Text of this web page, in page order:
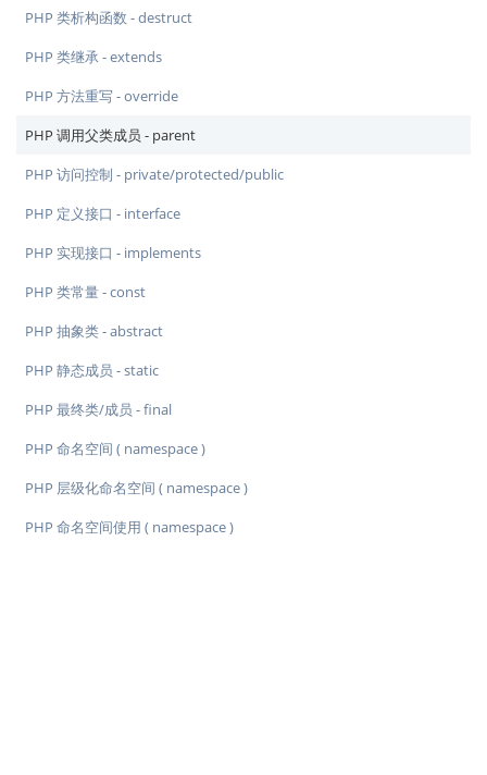
PHP 类析构函数 - destruct
PHP 类继承 - extends
PHP 方法重写 - override
PHP 调用父类成员 - parent
PHP 访问控制 - private/protected/public
PHP 定义接口 - interface
PHP 实现接口 - implements
PHP 类常量 - const
PHP 抽象类 - abstract
PHP 静态成员 - static
PHP 最终类/成员 - final
PHP 命名空间 ( namespace )
PHP 层级化命名空间 ( namespace )
PHP 命名空间使用 ( namespace )